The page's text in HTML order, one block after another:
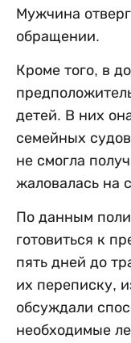
Мужчина
обращении.
Кроме того, в
детей. В них
семейных
не смогла
жаловалась на
По данным
готовиться к
пять дней до
их переписку,
обсуждали
необходимые